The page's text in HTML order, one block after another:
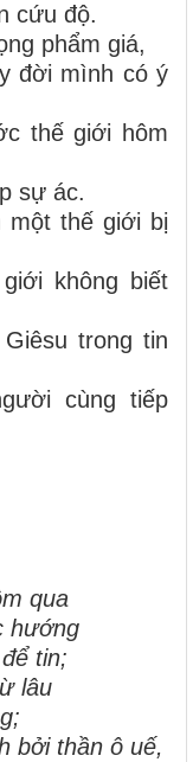
cứu độ.
phẩm giá,
đời mình có ý
thế giới hôm
sự ác.
một thế giới bị
không biết
trong tin
cùng tiếp
qua
hướng
tin;
lâu
bởi thần ô uế,